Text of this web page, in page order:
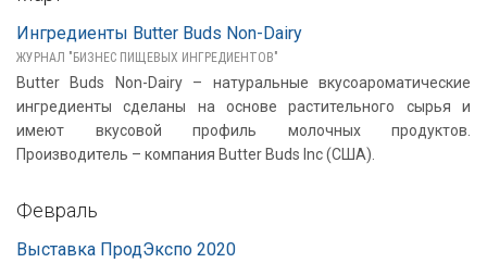
Ингредиенты Butter Buds Non-Dairy
ЖУРНАЛ "БИЗНЕС ПИЩЕВЫХ ИНГРЕДИЕНТОВ"
Butter Buds Non-Dairy – натуральные вкусоароматические
ингредиенты сделаны на основе растительного сырья и
имеют вкусовой профиль молочных продуктов.
Производитель – компания Butter Buds Inc (США).
Февраль
Выставка ПродЭкспо 2020